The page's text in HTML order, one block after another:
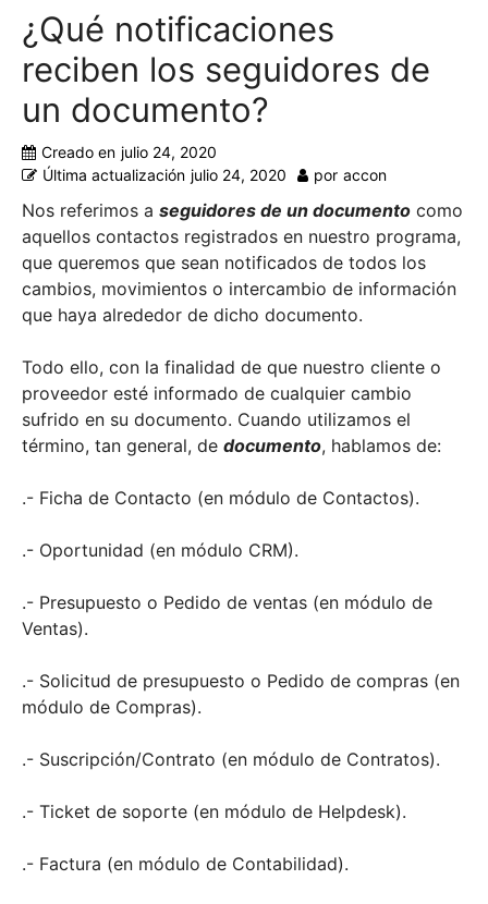
¿Qué notificaciones
reciben los seguidores de
un documento?
Creado en julio 24, 2020
Última actualización julio 24, 2020 por accon
Nos referimos a seguidores de un documento como
aquellos contactos registrados en nuestro programa,
que queremos que sean notificados de todos los
cambios, movimientos o intercambio de información
que haya alrededor de dicho documento.
Todo ello, con la finalidad de que nuestro cliente o
proveedor esté informado de cualquier cambio
sufrido en su documento. Cuando utilizamos el
término, tan general, de documento, hablamos de:
.- Ficha de Contacto (en módulo de Contactos).
.- Oportunidad (en módulo CRM).
.- Presupuesto o Pedido de ventas (en módulo de
Ventas).
.- Solicitud de presupuesto o Pedido de compras (en
módulo de Compras).
.- Suscripción/Contrato (en módulo de Contratos).
.- Ticket de soporte (en módulo de Helpdesk).
.- Factura (en módulo de Contabilidad).